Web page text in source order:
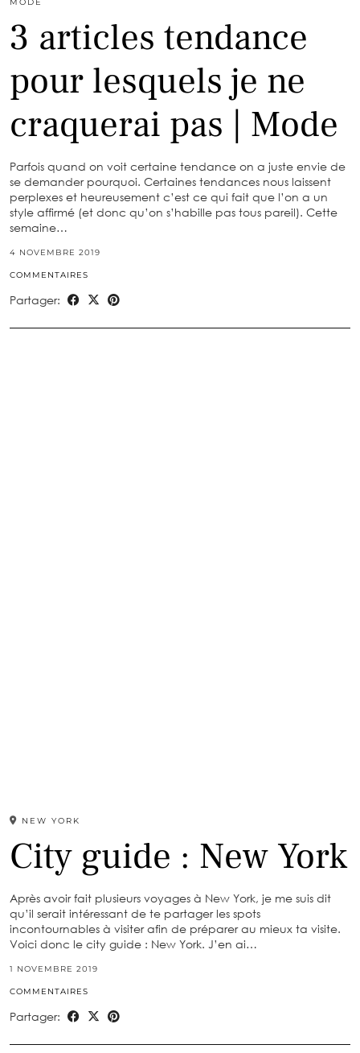
MODE
3 articles tendance
pour lesquels je ne
craquerai pas | Mode
Parfois quand on voit certaine tendance on a juste envie de
se demander pourquoi. Certaines tendances nous laissent
perplexes et heureusement c’est ce qui fait que l’on a un
style affirmé (et donc qu’on s’habille pas tous pareil). Cette
semaine…
4 NOVEMBRE 2019
COMMENTAIRES
Partager:
NEW YORK
City guide : New York
Après avoir fait plusieurs voyages à New York, je me suis dit
qu’il serait intéressant de te partager les spots
incontournables à visiter afin de préparer au mieux ta visite.
Voici donc le city guide : New York. J’en ai…
1 NOVEMBRE 2019
COMMENTAIRES
Partager: